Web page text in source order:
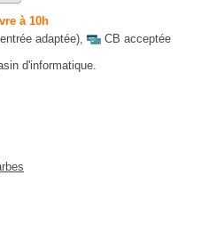
à 10h
adaptée),
CB acceptée
d'informatique.